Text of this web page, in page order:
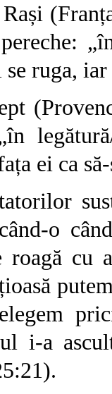
ruga,
ei ca
o
roagă cu
i-a